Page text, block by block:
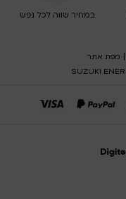
במחיר שווה לכל נפש
| מפת אתר